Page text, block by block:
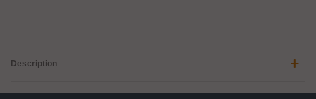
Description